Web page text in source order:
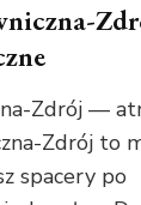
Zdrój —
Zdrój to
spacery po